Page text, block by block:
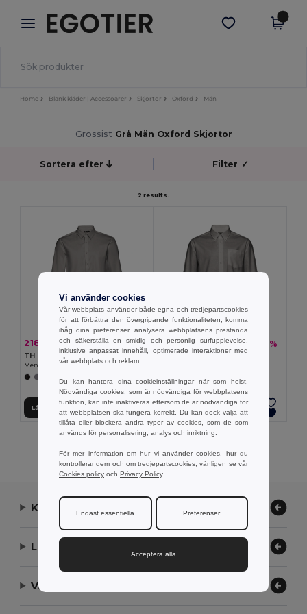
× Egotier-app
Bättre priser i appen!
Hämta app
Home Blank kläder | Accessoarer Skjortor Oxford Män
Grossist Grå Män Oxford Skjortor
Sortera efter Filter ✓
2 results.
218.77 kr326.51 kr -33%
TH Clothes 30151
Men's long-sleeved shirt
+1 Färger
Lägg till i Varukorgen
220.68 kr329.48 kr -33%
TH Clothes 30153
+1 Färger
Lägg till i Varukorgen
Kontakta oss
Låt oss hjälpa
Vårt företag
Vi använder cookies
Vår webbplats använder både egna och tredjepartscookies
för att förbättra den övergripande funktionaliteten, komma
ihåg dina preferenser, analysera webbplatsens prestanda
och säkerställa en smidig och personlig surfupplevelse,
inklusive anpassat innehåll, optimerade interaktioner med
vår webbplats och reklam.
Du kan hantera dina cookieinställningar när som helst.
Nödvändiga cookies, som är nödvändiga för webbplatsens
funktion, kan inte inaktiveras eftersom de är nödvändiga för
att webbplatsen ska fungera korrekt. Du kan dock välja att
tillåta eller blockera andra typer av cookies, som de som
används för personalisering, analys och inriktning.
För mer information om hur vi använder cookies, hur du
kontrollerar dem och om tredjepartscookies, vänligen se vår
Cookies policy och Privacy Policy.
Endast essentiella Preferenser
Acceptera alla